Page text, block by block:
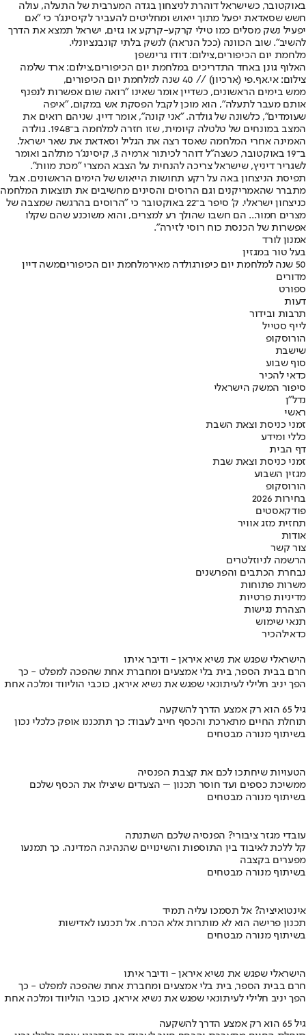
באוקטובר, כשישראל דוהרת לניצחון בגדה המערבית של התעלה, עולה
חשש שסאדאת יפעל מתוך ייאוש ומחליטים להעביר לקיסינג'ר כי "אם
יפעיל נשק מסלים כמו טילי קרקע-קרקע או גזים, ישראל תמצא את הדרך
להשיב". שוב הכוונה (ככל הנראה) לנשק בלתי קונבנציונלי.
מלחמת יום הכיפורים,צילום: דודו גרינשפן
האלוף גונן באחד התדריכים במלחמת יום הכיפורים,צילום: ארד שלמה
צילום: אי.אף.פי (ארכיון) // 40 שנה למלחמת יום הכיפורים,
ממש בימים הראשונים, כשדיין אומר שאינו "רואה שום אפשרות לנפנף
אותם מעבר לתעלה", הוא מוכן לקבל הפסקת אש במקום, "איפה
שעומדים", כלשונה של גולדה. "אני קונה", אומר דיין. שניהם רואים את
המצב במונחים של טלטלה קיומית, שזו חזרה למלחמה ב־1948. גולדה
האמינה אחרי המלחמה שאסד רצה את הגליל וסאדאת את שאר ישראל.
ב־19 באוקטובר, כשצה"ל דוהר לכיתור ארמיה 3, קיסינג'ר מתלהב ואומר
לשגריר דיניץ, שישראל צריכה להנחית על הצבא המצרי "מכת מוות".
תפיסת הניצחון באה על רקע תחושות הייאוש של הימים הראשונים. אבל
מתברר שהאמריקנים וגם הרוסים והסינים מחשיבים את תוצאות המלחמה
כניצחון ישראלי. ק' סיפר ב־22 באוקטובר כי "הרוסים בהרגשה שמצבה של
מצרים חמור... הם חשבו שהולך רע למצרים, והוא משוכנע שהם שקלו
אפשרות של הכנסת כוח רוסי לזירה".
אמנון לורד
בעל טור במגזין
50 שנה למלחמת יום כיפור
גולדה מאירמלחמת יום הכיפוריםמשה דיין
מדורים
ספורט
דעות
תרבות ובידור
לייף סטייל
הורוסקופ
שישבת
סוף שבוע
כדאי להכיר
סיפור המשק הישראלי
נדל"ן
ראשי
זמני כניסת וצאת השבת
כללי ומידע
דף הבית
זמני כניסת וצאת שבת
מגזין השבוע
הורוסקופ
בחירות 2026
פודקאסטים
תחזית מזג אוויר
אודות
צור קשר
הרשמה לניוזלטרים
נבחרת הכתבים והפרשנים
משרות פתוחות
מדיניות פרטיות
הצהרת נגישות
תנאי שימוש
כדאילהכיר
הישראלי שפגש את נשיא איראן - ודיבר איתו
חרם בבית הספר, בית בלי אמצעים ומחברת אחת שהפכה למפלט - כך
הפך יניב חלילי לעיתונאי שפגש את נשיא איראן, כוכבי הוליווד ומלכה אחת
גיל 65 הוא רק אמצע הדרך להשקעה
תוחלת החיים מתארכת והכסף חייב לעבוד: כך תתכננו אופק כלכלי נכון
בשיתוף מנורה מבטחים
הטעויות שיחתכו לכם את קצבת הפנסיה
ממשיכת כספים ועד חוסר תכנון – הצעדים שיצילו את הכסף שלכם
בשיתוף מנורה מבטחים
עובדי מגזר ציבורי? הפנסיה שלכם השתנתה
קל ללכת לאיבוד בין התוספות והשינויים שהנהיגה המדינה. כך תמנעו
מפערים בקצבה
בשיתוף מנורה מבטחים
אינטואיציה? אל תסמכו עליה תמיד
תכנון פרישה הוא לא מותרות אלא הכרח. אל תכנעו לאדישות
בשיתוף מנורה מבטחים
הישראלי שפגש את נשיא איראן - ודיבר איתו
חרם בבית הספר, בית בלי אמצעים ומחברת אחת שהפכה למפלט - כך
הפך יניב חלילי לעיתונאי שפגש את נשיא איראן, כוכבי הוליווד ומלכה אחת
גיל 65 הוא רק אמצע הדרך להשקעה